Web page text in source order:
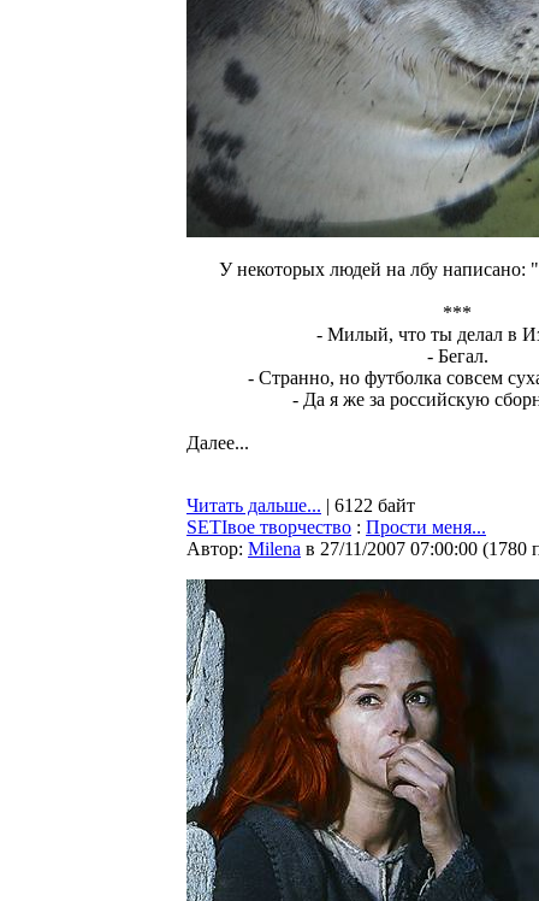
У некоторых людей на лбу написано:
***
- Милый, что ты делал в
- Бегал.
- Странно, но футболка совсем
- Да я же за российскую
Далее...
Читать дальше... | 6122 байт
SETIвое творчество : Прости меня...
Автор: Milena в 27/11/2007 07:00:00 (1780